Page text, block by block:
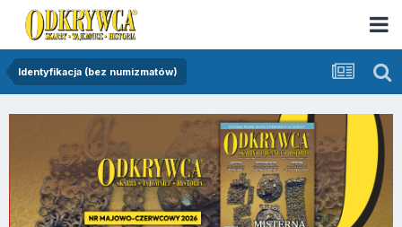
Identyfikacja (bez numizmatów)